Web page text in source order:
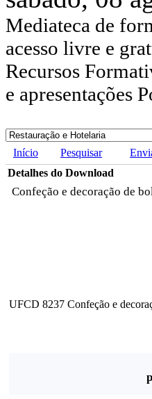
Mediateca de
acesso livre e
Recursos
e apresentações
Início Pesquisar
Detalhes do Download
Confeção e decoração de
UFCD 8237 Confeção e